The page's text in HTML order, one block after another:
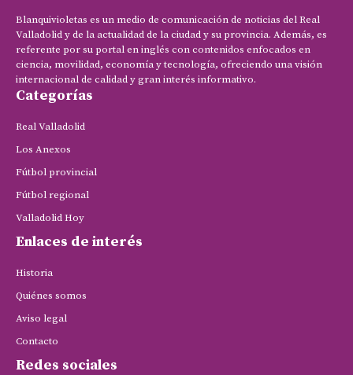
Blanquivioletas es un medio de comunicación de noticias del Real
Valladolid y de la actualidad de la ciudad y su provincia. Además, es
referente por su portal en inglés con contenidos enfocados en
ciencia, movilidad, economía y tecnología, ofreciendo una visión
internacional de calidad y gran interés informativo.
Categorías
Real Valladolid
Los Anexos
Fútbol provincial
Fútbol regional
Valladolid Hoy
Enlaces de interés
Historia
Quiénes somos
Aviso legal
Contacto
Redes sociales